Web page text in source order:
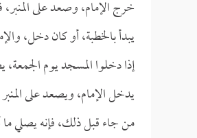
خرج الإمام، وصعد على
يبدأ بالخطبة، أو كان دخل،
إذا دخلوا المسجد يوم
يدخل الإمام، ويصعد على
من جاء قبل ذلك، فإنه يصلي